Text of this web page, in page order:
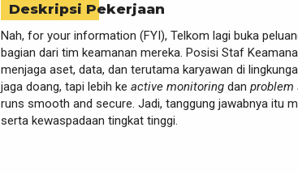
Deskripsi Pekerjaan
Nah, for your information (FYI), Telkom lagi buka
bagian dari tim keamanan mereka. Posisi Staf
menjaga aset, data, dan terutama karyawan di
jaga doang, tapi lebih ke active monitoring dan problem
runs smooth and secure. Jadi, tanggung jawabnya itu
serta kewaspadaan tingkat tinggi.